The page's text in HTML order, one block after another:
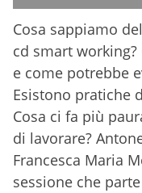
Cosa sappiamo
cd smart
e come potrebbe
Esistono pratiche
Cosa ci fa più
di lavorare?
Francesca Maria
sessione che